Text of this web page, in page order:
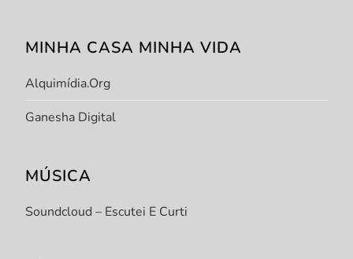
MINHA CASA MINHA VIDA
Alquimídia.org
Ganesha Digital
MÚSICA
Soundcloud – Escutei E Curti